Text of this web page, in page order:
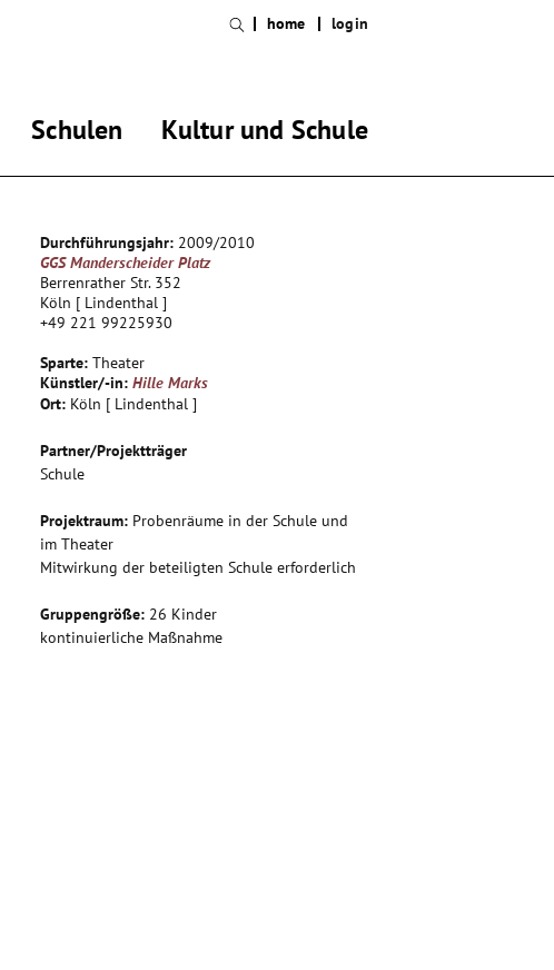
Schulen Kultur und Schule
home login
Durchführungsjahr: 2009/2010
GGS Manderscheider Platz
Berrenrather Str. 352
Köln [ Lindenthal ]
+49 221 99225930
Sparte: Theater
Künstler/-in: Hille Marks
Ort: Köln [ Lindenthal ]
Partner/Projektträger
Schule
Projektraum: Probenräume in der Schule und
im Theater
Mitwirkung der beteiligten Schule erforderlich
Gruppengröße: 26 Kinder
kontinuierliche Maßnahme